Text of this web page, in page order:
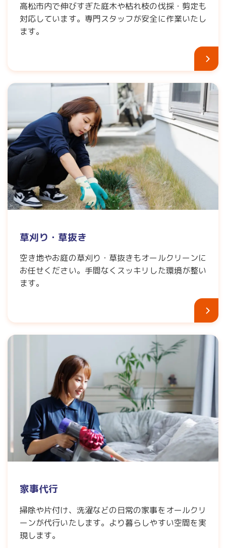
高松市内で伸びすぎた庭木や枯れ枝の伐採・剪定も
対応しています。専門スタッフが安全に作業いたし
ます。
草刈り・草抜き
空き地やお庭の草刈り・草抜きもオールクリーンに
お任せください。手間なくスッキリした環境が整い
ます。
家事代行
掃除や片付け、洗濯などの日常の家事をオールクリ
ーンが代行いたします。より暮らしやすい空間を実
現します。